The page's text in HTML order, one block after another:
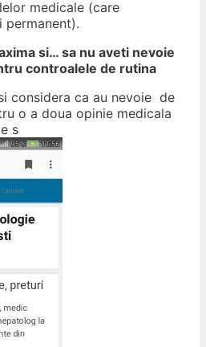
medicale (care
permanent).
si… sa nu aveti nevoie
controalele de rutina
considera ca au nevoie de
o a doua opinie medicala
s